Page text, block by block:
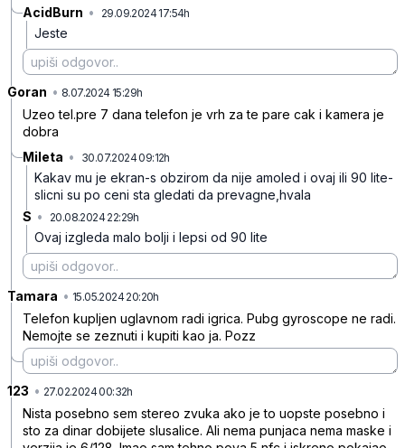
AcidBurn • 29.09.2024 17:54h
Jeste
Goran • 8.07.2024 15:29h
Uzeo tel.pre 7 dana telefon je vrh za te pare cak i kamera je
dobra
Mileta • 30.07.2024 09:12h
Kakav mu je ekran-s obzirom da nije amoled i ovaj ili 90 lite-
slicni su po ceni sta gledati da prevagne,hvala
S • 20.08.2024 22:29h
Ovaj izgleda malo bolji i lepsi od 90 lite
Tamara • 15.05.2024 20:20h
Telefon kupljen uglavnom radi igrica. Pubg gyroscope ne radi.
Nemojte se zeznuti i kupiti kao ja. Pozz
123 • 27.02.2024 00:32h
Nista posebno sem stereo zvuka ako je to uopste posebno i
sto za dinar dobijete slusalice. Ali nema punjaca nema maske i